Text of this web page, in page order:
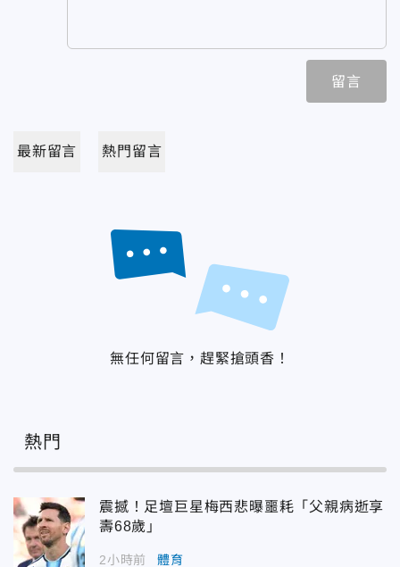
留言
最新留言 熱門留言
無任何留言，趕緊搶頭香！
熱門
震撼！足壇巨星梅西悲曝噩耗「父親病逝享
壽68歲」
2小時前 體育